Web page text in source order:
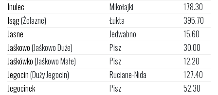
Inulec
Mikołajki
178.30
Isąg(Żelazne) Łukta
395.70
Jasne
Jedwabno
15.60
Jaśkowo(Jaśkowo Duże) Pisz
30.00
Jaśkówko(Jaśkowo Małe) Pisz
12.20
Jegocin(Duży Jegocin) Ruciane-Nida
127.40
Jegocinek
Pisz
52.30